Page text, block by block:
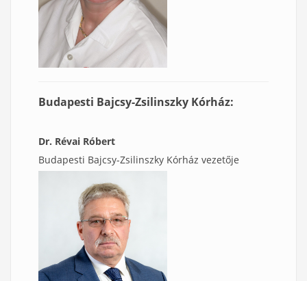
Budapesti Bajcsy-Zsilinszky Kórház:
Dr. Révai Róbert
Budapesti Bajcsy-Zsilinszky Kórház vezetője